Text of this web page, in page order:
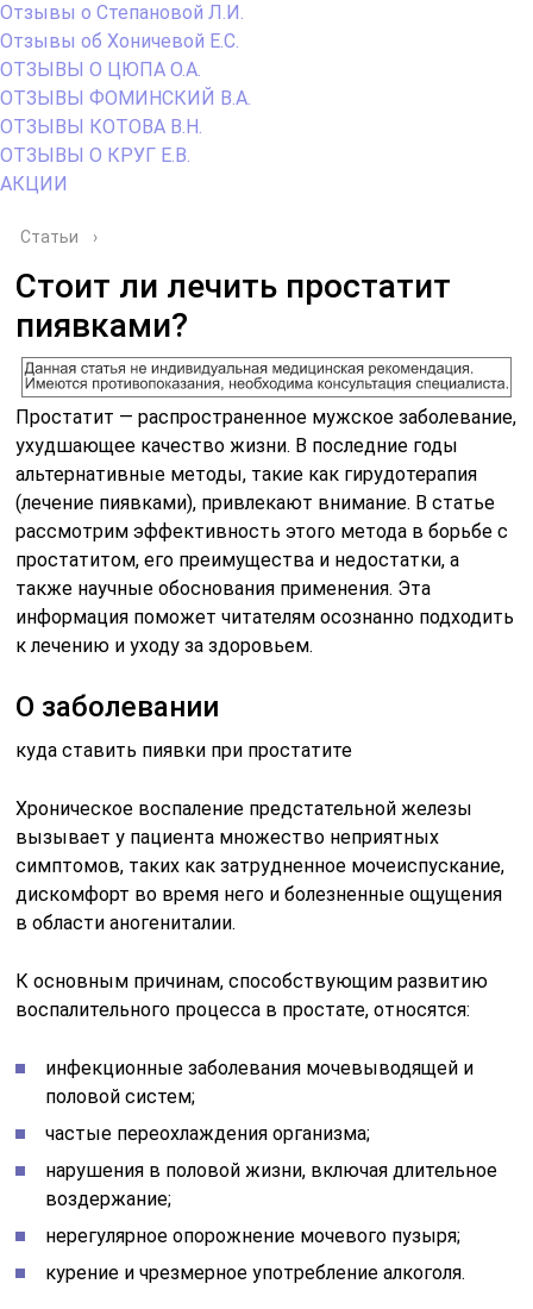
Отзывы о Степановой Л.И.
Отзывы об Хоничевой Е.С.
ОТЗЫВЫ О ЦЮПА О.А.
ОТЗЫВЫ ФОМИНСКИЙ В.А.
ОТЗЫВЫ КОТОВА В.Н.
ОТЗЫВЫ О КРУГ Е.В.
АКЦИИ
Статьи ›
Стоит ли лечить простатит
пиявками?
Простатит — распространенное мужское заболевание,
ухудшающее качество жизни. В последние годы
альтернативные методы, такие как гирудотерапия
(лечение пиявками), привлекают внимание. В статье
рассмотрим эффективность этого метода в борьбе с
простатитом, его преимущества и недостатки, а
также научные обоснования применения. Эта
информация поможет читателям осознанно подходить
к лечению и уходу за здоровьем.
О заболевании
куда ставить пиявки при простатите
Хроническое воспаление предстательной железы
вызывает у пациента множество неприятных
симптомов, таких как затрудненное мочеиспускание,
дискомфорт во время него и болезненные ощущения
в области аногениталии.
К основным причинам, способствующим развитию
воспалительного процесса в простате, относятся:
инфекционные заболевания мочевыводящей и
половой систем;
частые переохлаждения организма;
нарушения в половой жизни, включая длительное
воздержание;
нерегулярное опорожнение мочевого пузыря;
курение и чрезмерное употребление алкоголя.